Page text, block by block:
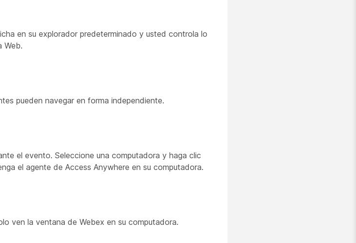
en su explorador predeterminado y usted controla lo
Web.
pueden navegar en forma independiente.
el evento. Seleccione una computadora y haga clic
el agente de Access Anywhere en su computadora.
ven la ventana de Webex en su computadora.